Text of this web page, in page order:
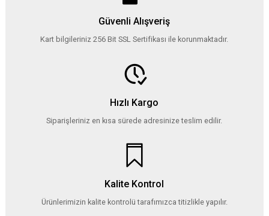
Güvenli Alışveriş
Kart bilgileriniz 256 Bit SSL Sertifikası ile korunmaktadır.
Hızlı Kargo
Siparişleriniz en kısa sürede adresinize teslim edilir.
Kalite Kontrol
Ürünlerimizin kalite kontrolü tarafımızca titizlikle yapılır.